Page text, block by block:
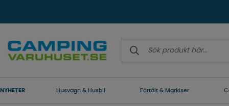
NYHETER Husvagn & Husbil Förtält & Markiser